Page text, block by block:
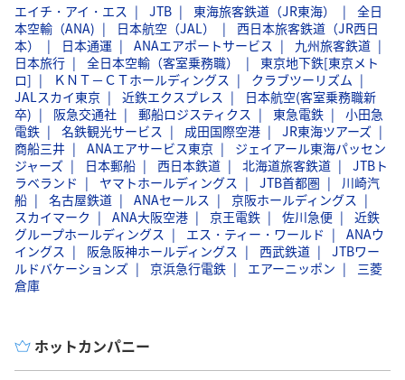
エイチ・アイ・エス JTB 東海旅客鉄道（JR東海）
全日
本空輸（ANA)
日本航空（JAL）
西日本旅客鉄道（JR西日
本）
日本通運 ANAエアポートサービス
九州旅客鉄道
日本旅行
全日本空輸（客室乗務職）
東京地下鉄[東京メト
ロ]
ＫＮＴ－ＣＴホールディングス
クラブツーリズム
JALスカイ東京
近鉄エクスプレス
日本航空(客室乗務職新
卒)
阪急交通社 郵船ロジスティクス 東急電鉄
小田急
電鉄
名鉄観光サービス 成田国際空港
JR東海ツアーズ
商船三井
ANAエアサービス東京
ジェイアール東海パッセン
ジャーズ
日本郵船 西日本鉄道 北海道旅客鉄道
JTBト
ラベランド
ヤマトホールディングス JTB首都圏
川崎汽
船
名古屋鉄道 ANAセールス
京阪ホールディングス
スカイマーク
ANA大阪空港 京王電鉄 佐川急便
近鉄
グループホールディングス
エス・ティー・ワールド
ANAウ
イングス
阪急阪神ホールディングス 西武鉄道
JTBワー
ルドバケーションズ
京浜急行電鉄 エアーニッポン
三菱
倉庫
ホットカンパニー